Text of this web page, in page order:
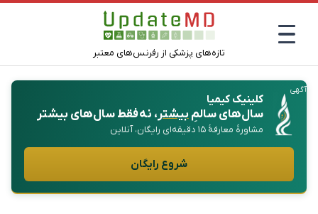
تازه‌های پزشکی از رفرنس‌های معتبر
آگهی
کلینیک کیمیا
سال‌های سالمِبیشتر، نه فقط سال‌های بیشتر
مشاورهٔ معارفهٔ ۱۵ دقیقه‌ای رایگان، آنلاین
شروع رایگان